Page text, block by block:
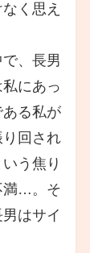
く思え
、長男
にあっ
る私が
回され
う焦り
満…。そ
はサイ